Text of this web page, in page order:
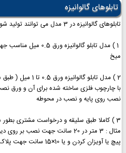
تابلوهای گالوانیزه
تابلوهای گالوانیزه در 3 مدل می توانند تولید شوند :
1 ) مدل تابلو
میخ
2 ) مدل تابلو
با چارچوب فلزی ساخته شده برای آن و
نصب روی پایه و نصب در محوطه
3 ) کاملا طبق سلیقه و درخواست مشتری بطور سفارشی ساخته شود.
مثال : 3 متر در 20 سانت جهت نصب
پیچ یا آویزان کردن و یا 10×15 سانت جهت پلاک فلزی دستگاه و .....